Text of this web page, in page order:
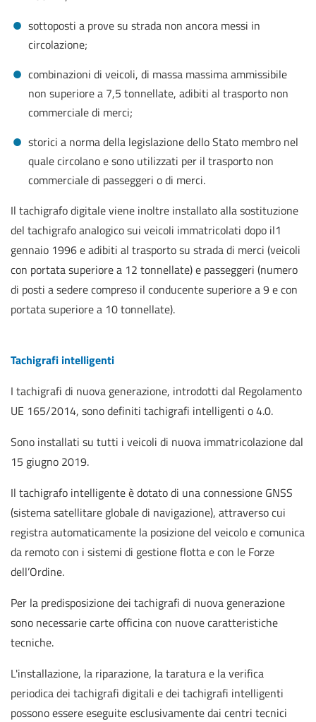
sottoposti a prove su strada non ancora messi in
circolazione;
combinazioni di veicoli, di massa massima ammissibile
non superiore a 7,5 tonnellate, adibiti al trasporto non
commerciale di merci;
storici a norma della legislazione dello Stato membro nel
quale circolano e sono utilizzati per il trasporto non
commerciale di passeggeri o di merci.
Il tachigrafo digitale viene inoltre installato alla sostituzione
del tachigrafo analogico sui veicoli immatricolati dopo il1
gennaio 1996 e adibiti al trasporto su strada di merci (veicoli
con portata superiore a 12 tonnellate) e passeggeri (numero
di posti a sedere compreso il conducente superiore a 9 e con
portata superiore a 10 tonnellate).
Tachigrafi intelligenti
I tachigrafi di nuova generazione, introdotti dal Regolamento
UE 165/2014, sono definiti tachigrafi intelligenti o 4.0.
Sono installati su tutti i veicoli di nuova immatricolazione dal
15 giugno 2019.
Il tachigrafo intelligente è dotato di una connessione GNSS
(sistema satellitare globale di navigazione), attraverso cui
registra automaticamente la posizione del veicolo e comunica
da remoto con i sistemi di gestione flotta e con le Forze
dell’Ordine.
Per la predisposizione dei tachigrafi di nuova generazione
sono necessarie carte officina con nuove caratteristiche
tecniche.
L'installazione, la riparazione, la taratura e la verifica
periodica dei tachigrafi digitali e dei tachigrafi intelligenti
possono essere eseguite esclusivamente dai centri tecnici